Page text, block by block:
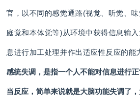
官，以不同的感觉通路(视觉、听觉、
庭觉和本体觉等)从环境中获得信息输
息进行加工处理并作出适应性反应的能
感统失调，是指一个人不能对信息进行
当反应，简单来说就是大脑功能失调了